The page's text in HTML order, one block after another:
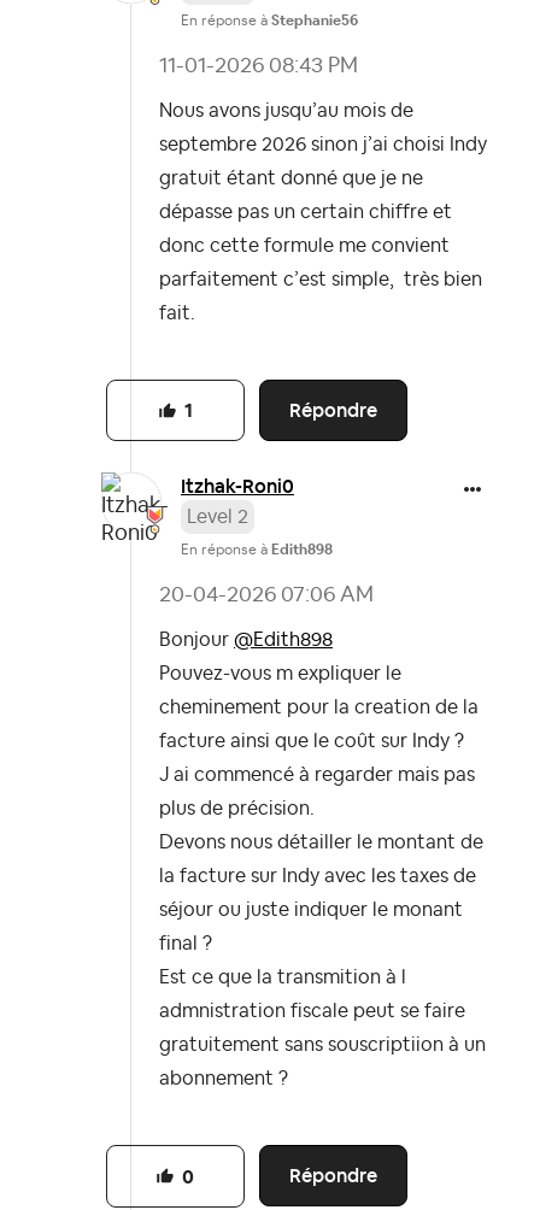
En réponse à Stephanie56
‎11-01-2026 08:43 PM
Nous avons jusqu’au mois de
septembre 2026 sinon j’ai choisi Indy
gratuit étant donné que je ne
dépasse pas un certain chiffre et
donc cette formule me convient
parfaitement c’est simple, très bien
fait.
Répondre
1
Itzhak-Roni0
Level 2
En réponse à Edith898
‎20-04-2026 07:06 AM
Bonjour @Edith898
Pouvez-vous m expliquer le
cheminement pour la creation de la
facture ainsi que le coût sur Indy ?
J ai commencé à regarder mais pas
plus de précision.
Devons nous détailler le montant de
la facture sur Indy avec les taxes de
séjour ou juste indiquer le monant
final ?
Est ce que la transmition à l
admnistration fiscale peut se faire
gratuitement sans souscriptiion à un
abonnement ?
Répondre
0